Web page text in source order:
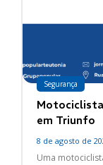
Segurança
em Triunfo
8 de agosto de
Uma